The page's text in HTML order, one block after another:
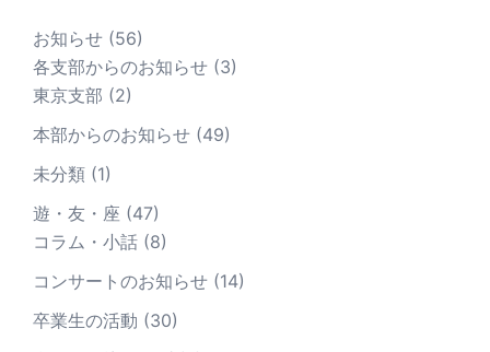
お知らせ (56)
各支部からのお知らせ (3)
東京支部 (2)
本部からのお知らせ (49)
未分類 (1)
遊・友・座 (47)
コラム・小話 (8)
コンサートのお知らせ (14)
卒業生の活動 (30)